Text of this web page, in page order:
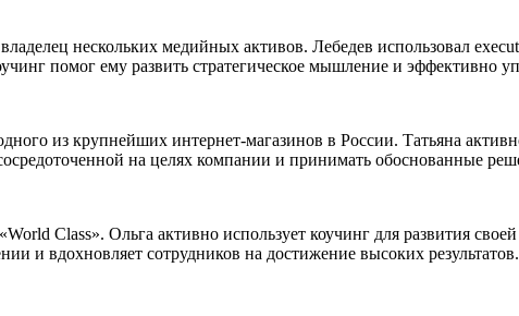
нескольких медийных активов. Лебедев использовал
помог ему развить стратегическое мышление и эффективно
из крупнейших интернет-магазинов в России. Татьяна
на целях компании и принимать обоснованные
Class». Ольга активно использует коучинг для развития
и вдохновляет сотрудников на достижение высоких результатов.